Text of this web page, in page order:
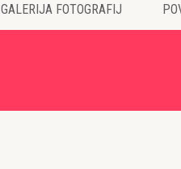
GALERIJA FOTOGRAFIJ